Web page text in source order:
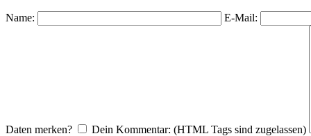
Name: E-Mail:
Daten merken? Dein Kommentar: (HTML Tags sind zugelassen)